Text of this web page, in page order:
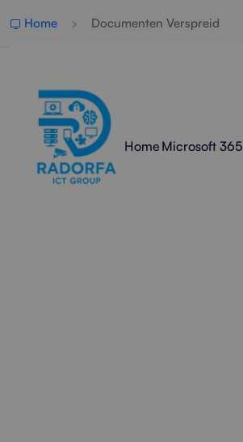
Home Microsoft 365
Home Documenten Verspreid